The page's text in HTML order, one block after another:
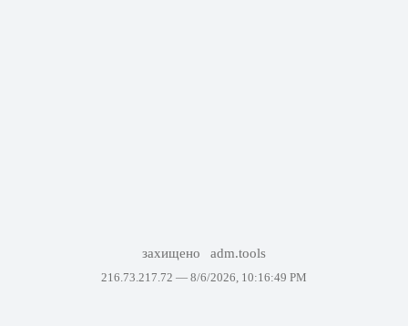
захищено adm.tools
216.73.217.72 — 8/6/2026, 10:16:49 PM